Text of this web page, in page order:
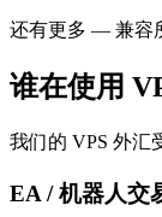
还有更多 — 兼容
谁在使用
我们的 VPS 外汇
EA / 机器人交